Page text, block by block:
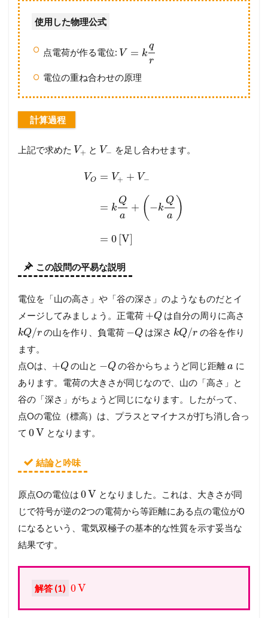
使用した物理公式
点電荷が作る電位: V = k
q
r
電位の重ね合わせの原理
計算過程
上記で求めた V+ と V− を足し合わせます。
VO = V+ + V−
= k
Q
a
+ ( −k
Q
a )
= 0 [V]
この設問の平易な説明
電位を「山の高さ」や「谷の深さ」のようなものだとイ
メージしてみましょう。正電荷 +Q は自分の周りに高さ
kQ/rの山を作り、負電荷 −Q は深さ kQ/r の谷を作り
ます。
点Oは、 +Qの山と −Qの谷からちょうど同じ距離a に
あります。電荷の大きさが同じなので、山の「高さ」と
谷の「深さ」がちょうど同じになります。したがって、
点Oの電位（標高）は、プラスとマイナスが打ち消し合っ
て 0V となります。
結論と吟味
原点Oの電位は 0V となりました。これは、大きさが同
じで符号が逆の2つの電荷から等距離にある点の電位が0
になるという、電気双極子の基本的な性質を示す妥当な
結果です。
解答 (1) 0V